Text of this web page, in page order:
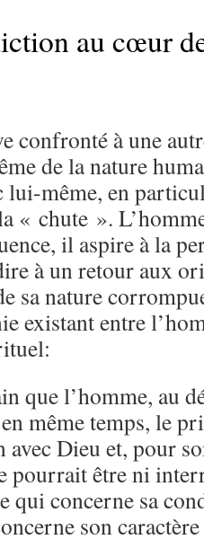
au cœur
confronté à une
de la nature
même, en
« chute ».
il aspire à la
à un retour aux
sa nature
existant entre
que l’homme, au
même temps, le
avec Dieu et, pour
pourrait être ni
qui concerne sa
son